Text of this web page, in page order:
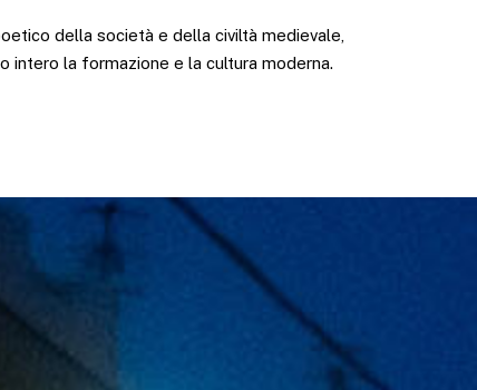
della società e della civiltà medievale,
intero la formazione e la cultura moderna.